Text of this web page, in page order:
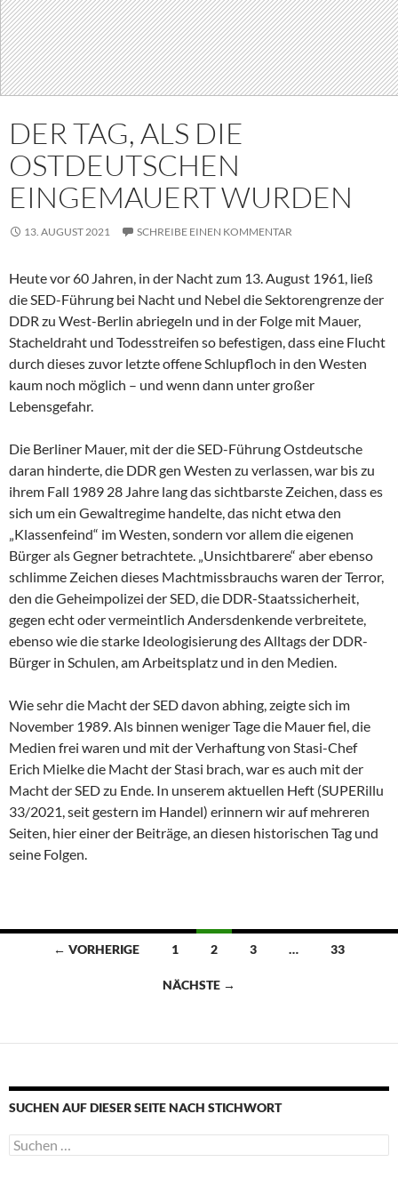
DER TAG, ALS DIE
OSTDEUTSCHEN
EINGEMAUERT WURDEN
13. AUGUST 2021 SCHREIBE EINEN KOMMENTAR
Heute vor 60 Jahren, in der Nacht zum 13. August 1961, ließ
die SED-Führung bei Nacht und Nebel die Sektorengrenze der
DDR zu West-Berlin abriegeln und in der Folge mit Mauer,
Stacheldraht und Todesstreifen so befestigen, dass eine Flucht
durch dieses zuvor letzte offene Schlupfloch in den Westen
kaum noch möglich – und wenn dann unter großer
Lebensgefahr.
Die Berliner Mauer, mit der die SED-Führung Ostdeutsche
daran hinderte, die DDR gen Westen zu verlassen, war bis zu
ihrem Fall 1989 28 Jahre lang das sichtbarste Zeichen, dass es
sich um ein Gewaltregime handelte, das nicht etwa den
„Klassenfeind“ im Westen, sondern vor allem die eigenen
Bürger als Gegner betrachtete. „Unsichtbarere“ aber ebenso
schlimme Zeichen dieses Machtmissbrauchs waren der Terror,
den die Geheimpolizei der SED, die DDR-Staatssicherheit,
gegen echt oder vermeintlich Andersdenkende verbreitete,
ebenso wie die starke Ideologisierung des Alltags der DDR-
Bürger in Schulen, am Arbeitsplatz und in den Medien.
Wie sehr die Macht der SED davon abhing, zeigte sich im
November 1989. Als binnen weniger Tage die Mauer fiel, die
Medien frei waren und mit der Verhaftung von Stasi-Chef
Erich Mielke die Macht der Stasi brach, war es auch mit der
Macht der SED zu Ende. In unserem aktuellen Heft (SUPERillu
33/2021, seit gestern im Handel) erinnern wir auf mehreren
Seiten, hier einer der Beiträge, an diesen historischen Tag und
seine Folgen.
Beitragsnavigation
← VORHERIGE 1 2 3 … 33
NÄCHSTE →
SUCHEN AUF DIESER SEITE NACH STICHWORT
Suche
nach: